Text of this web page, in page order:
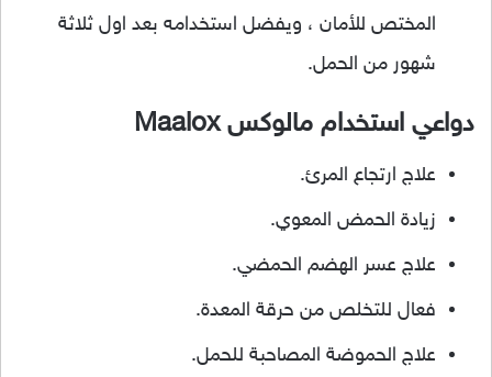
المختص للأمان ، ويفضل استخدامه بعد اول ثلاثة
شهور من الحمل.
دواعي استخدام مالوكس Maalox
علاج ارتجاع المرئ.
زيادة الحمض المعوي.
علاج عسر الهضم الحمضي.
فعال للتخلص من حرقة المعدة.
علاج الحموضة المصاحبة للحمل.